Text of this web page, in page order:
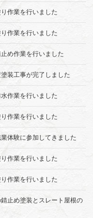
作業を行いました
作業を行いました
め作業を行いました
装工事が完了しました
作業を行いました
作業を行いました
体験に参加してきました
作業を行いました
作業を行いました
止め塗装とスレート屋根の